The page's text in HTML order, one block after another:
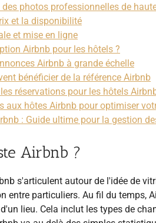
des photos professionnelles de
et la disponibilité
et mise en ligne
Airbnb pour les hôtels ?
Airbnb à grande échelle
bénéficier de la référence Airbnb
réservations pour les hôtels
aux hôtes Airbnb pour optimiser
: Guide ultime pour la gestion
Airbnb ?
s'articulent autour de l'idée de
entre particuliers. Au fil du temps,
lieu. Cela inclut les types de